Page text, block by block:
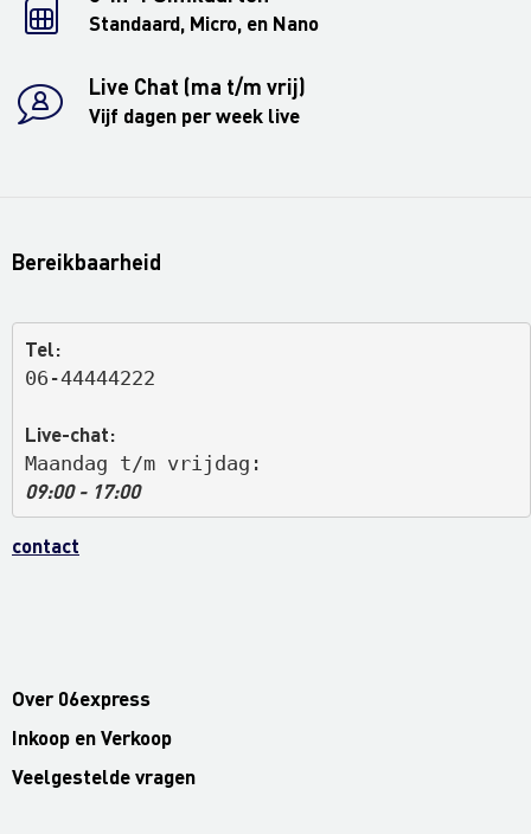
Standaard, Micro, en Nano
Live Chat (ma t/m vrij)
Vijf dagen per week live
Bereikbaarheid
Tel:
06-44444222
Live-chat:
Maandag t/m vrijdag:
09:00 - 17:00
contact
Over 06express
Inkoop en Verkoop
Veelgestelde vragen